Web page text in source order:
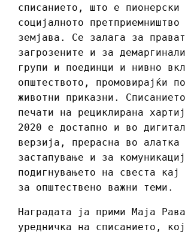
списанието, што е пионерски
социјалното претприемништво
земјава. Се залага за
загрозените и за
групи и поединци и нивно
општеството, промовирајќи
животни приказни.
печати на рециклирана
2020 е достапно и во
верзија, прерасна во алатка
застапување и за
подигнувањето на свеста кај
за општествено важни теми.
Наградата ја прими Маја
уредничка на списанието,